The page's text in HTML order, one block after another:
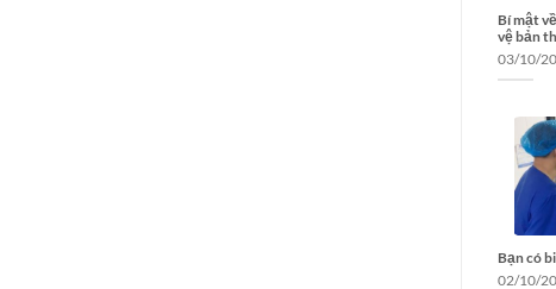
Bí mật
vệ bản
03/10/
Bạn có
02/10/